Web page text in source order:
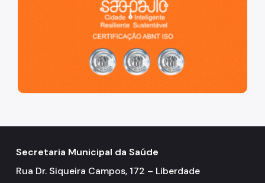
Secretaria Municipal da Saúde
Rua Dr. Siqueira Campos, 172 – Liberdade